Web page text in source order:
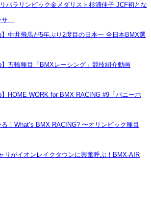
パラリンピック金メダリスト杉浦佳子 JCF初とな
…
】中井飛馬が5年ぶり2度目の日本一 全日本BMX選
】五輪種目「BMXレーシング」競技紹介動画
】HOME WORK for BMX RACING #9「バニーホ
！What’s BMX RACING? 〜オリンピック種目
リがイオンレイクタウンに興奮呼ぶ！BMX-AIR